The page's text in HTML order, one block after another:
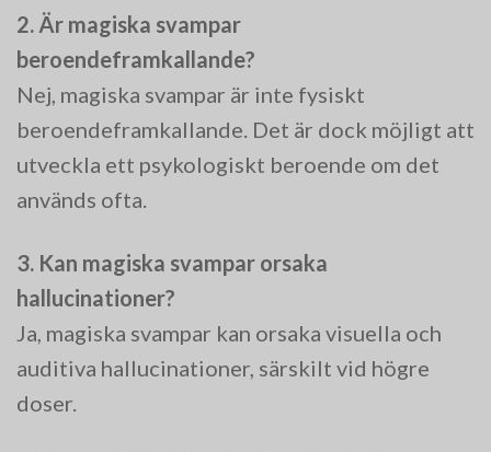
2. Är magiska svampar
beroendeframkallande?
Nej, magiska svampar är inte fysiskt
beroendeframkallande. Det är dock möjligt att
utveckla ett psykologiskt beroende om det
används ofta.
3. Kan magiska svampar orsaka
hallucinationer?
Ja, magiska svampar kan orsaka visuella och
auditiva hallucinationer, särskilt vid högre
doser.